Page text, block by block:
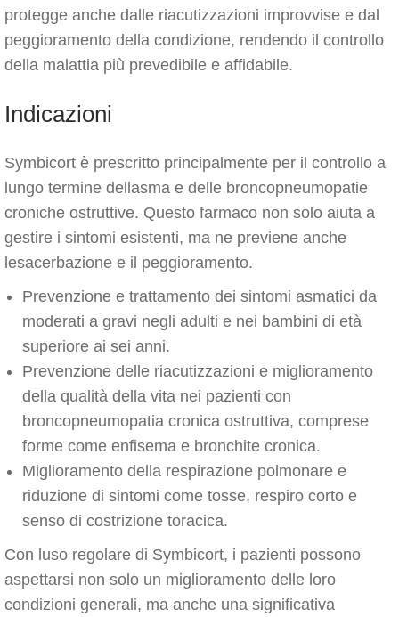
protegge anche dalle riacutizzazioni improvvise e dal
peggioramento della condizione, rendendo il controllo
della malattia più prevedibile e affidabile.
Indicazioni
Symbicort è prescritto principalmente per il controllo a
lungo termine dellasma e delle broncopneumopatie
croniche ostruttive. Questo farmaco non solo aiuta a
gestire i sintomi esistenti, ma ne previene anche
lesacerbazione e il peggioramento.
Prevenzione e trattamento dei sintomi asmatici da
moderati a gravi negli adulti e nei bambini di età
superiore ai sei anni.
Prevenzione delle riacutizzazioni e miglioramento
della qualità della vita nei pazienti con
broncopneumopatia cronica ostruttiva, comprese
forme come enfisema e bronchite cronica.
Miglioramento della respirazione polmonare e
riduzione di sintomi come tosse, respiro corto e
senso di costrizione toracica.
Con luso regolare di Symbicort, i pazienti possono
aspettarsi non solo un miglioramento delle loro
condizioni generali, ma anche una significativa